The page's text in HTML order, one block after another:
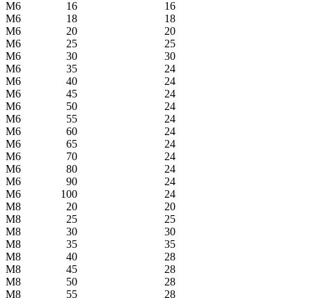
М6
16
16
М6
18
18
М6
20
20
М6
25
25
М6
30
30
М6
35
24
М6
40
24
М6
45
24
М6
50
24
М6
55
24
М6
60
24
М6
65
24
М6
70
24
М6
80
24
М6
90
24
М6
100
24
М8
20
20
М8
25
25
М8
30
30
М8
35
35
М8
40
28
М8
45
28
М8
50
28
М8
55 28